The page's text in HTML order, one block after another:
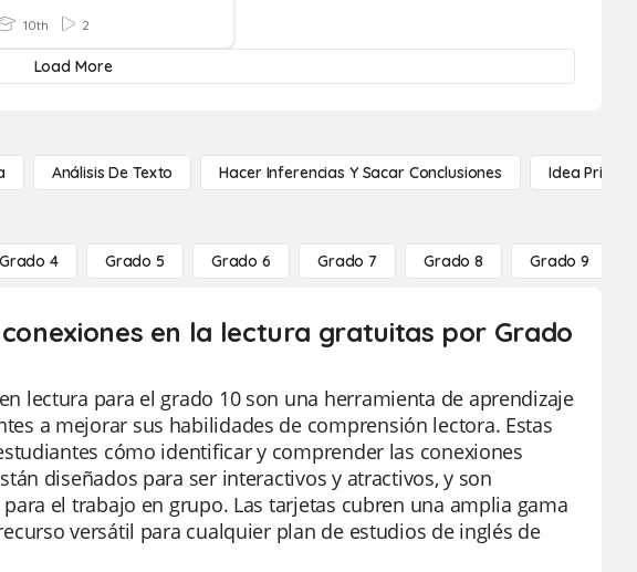
10th 2
Load More
Análisis De Texto Hacer Inferencias Y Sacar Conclusiones Idea
Grado 4 Grado 5 Grado 6 Grado 7 Grado 8 Grado 9
en la lectura gratuitas por Grado
lectura para el grado 10 son una herramienta de aprendizaje
a mejorar sus habilidades de comprensión lectora. Estas
cómo identificar y comprender las conexiones
diseñados para ser interactivos y atractivos, y son
el trabajo en grupo. Las tarjetas cubren una amplia gama
versátil para cualquier plan de estudios de inglés de